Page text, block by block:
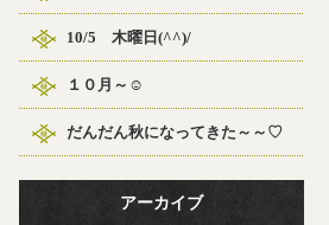
10/5 木曜日(^^)/
１０月～☺
だんだん秋になってきた～～♡
アーカイブ